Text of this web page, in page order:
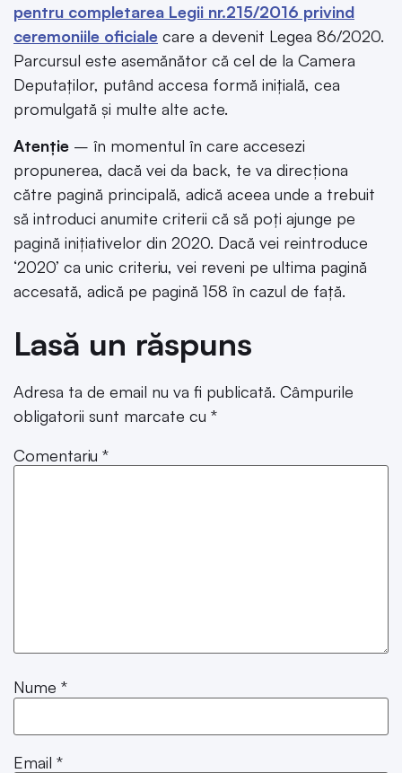
pentru completarea Legii nr.215/2016 privind
ceremoniile oficiale care a devenit Legea 86/2020.
Parcursul este asemănător că cel de la Camera
Deputaților, putând accesa formă inițială, cea
promulgată și multe alte acte.
Atenție – în momentul în care accesezi
propunerea, dacă vei da back, te va direcționa
către pagină principală, adică aceea unde a trebuit
să introduci anumite criterii că să poți ajunge pe
pagină inițiativelor din 2020. Dacă vei reintroduce
‘2020’ ca unic criteriu, vei reveni pe ultima pagină
accesată, adică pe pagină 158 în cazul de față.
Lasă un răspuns
Adresa ta de email nu va fi publicată. Câmpurile
obligatorii sunt marcate cu *
Comentariu *
Nume *
Email *